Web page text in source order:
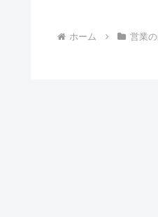
ホーム 営業